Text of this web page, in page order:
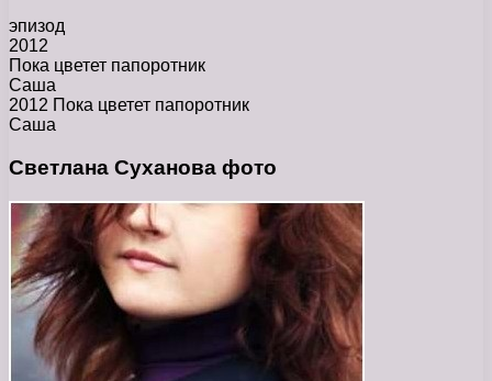
эпизод
2012
Пока цветет папоротник
Саша
2012 Пока цветет папоротник
Саша
Светлана Суханова фото